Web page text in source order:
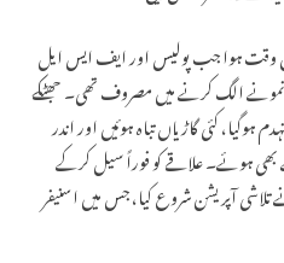
ہوا جب پولیس اور ایف ایس ایل
الگ کرنے میں مصروف تھی۔ جھٹکے
کئی گاڑیاں تباہ ہوئیں اور اندر
بھی ہوئے۔ علاقے کو فوراً سیل کرکے
آپریشن شروع کیا، جس میں اسنیفر